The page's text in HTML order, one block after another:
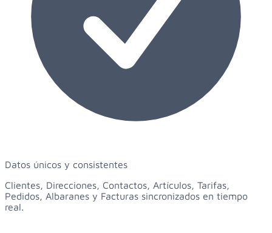
Datos únicos y consistentes
Clientes, Direcciones, Contactos, Artículos, Tarifas,
Pedidos, Albaranes y Facturas sincronizados en tiempo
real.